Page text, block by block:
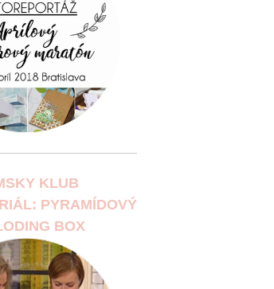
KLUB
PYRAMÍDOVÝ
BOX